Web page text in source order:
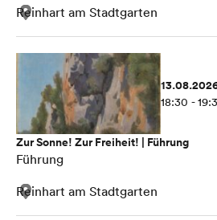
Reinhart am Stadtgarten
18:30 -
Zur Sonne! Zur Freiheit! | Führung
Führung
Reinhart am Stadtgarten